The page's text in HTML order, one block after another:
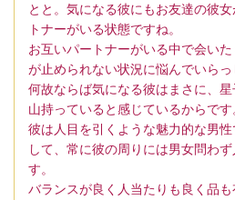
とと。気になる彼にもお友達の彼
トナーがいる状態ですね。
お互いパートナーがいる中で会い
が止められない状況に悩んでいらっ
何故ならば気になる彼はまさに、
山持っていると感じているからです
彼は人目を引くような魅力的な男
して、常に彼の周りには男女問わ
す。
バランスが良く人当たりも良く品